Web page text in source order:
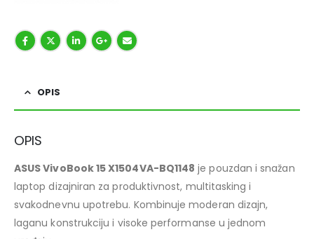
OPIS
OPIS
ASUS VivoBook 15 X1504VA-BQ1148 je pouzdan i snažan
laptop dizajniran za produktivnost, multitasking i
svakodnevnu upotrebu. Kombinuje moderan dizajn,
laganu konstrukciju i visoke performanse u jednom